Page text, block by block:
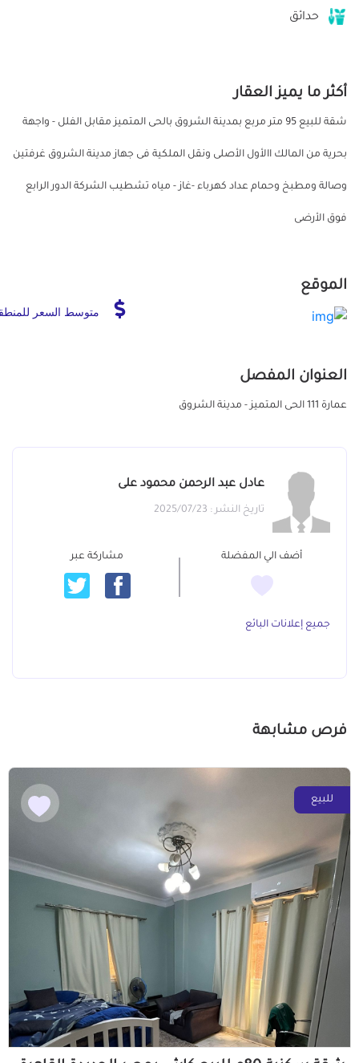
حدائق
أكثر ما يميز العقار
شقة للبيع 95 متر مربع بمدينة الشروق بالحى المتميز مقابل الفلل - واجهة
بحرية من المالك االأول الأصلى ونقل الملكية فى جهاز مدينة الشروق غرفتين
وصالة ومطبخ وحمام عداد كهرباء -غاز - مياه تشطيب الشركة الدور الرابع
فوق الأرضى
الموقع
متوسط السعر
العنوان المفصل
عمارة 111 الحى المتميز - مدينة الشروق
عادل عبد الرحمن محمود على
تاريخ النشر : 2025/07/23
أضف الي المفضلة مشاركة عبر
جميع إعلانات البائع
فرص مشابهة
للبيع